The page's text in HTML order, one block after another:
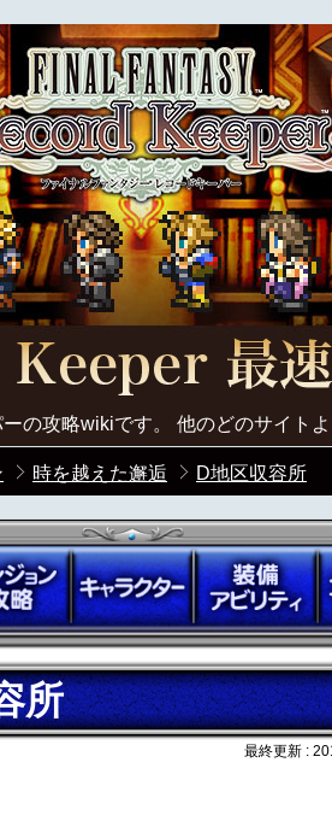
の攻略wikiです。 他のどのサイト
時を越えた邂逅 D地区収容所
所
最終更新 :